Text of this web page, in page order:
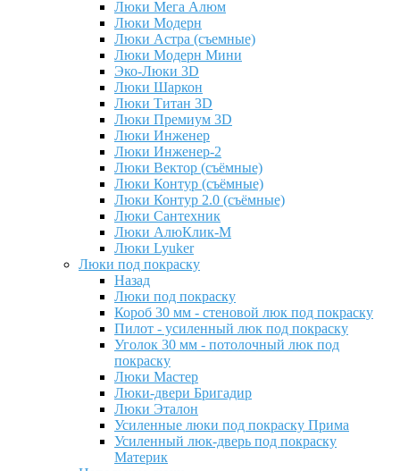
Люки Мега Алюм
Люки Модерн
Люки Астра (съемные)
Люки Модерн Мини
Эко-Люки 3D
Люки Шаркон
Люки Титан 3D
Люки Премиум 3D
Люки Инженер
Люки Инженер-2
Люки Вектор (съёмные)
Люки Контур (съёмные)
Люки Контур 2.0 (съёмные)
Люки Сантехник
Люки АлюКлик-М
Люки Lyuker
Люки под покраску
Назад
Люки под покраску
Короб 30 мм - стеновой люк под покраску
Пилот - усиленный люк под покраску
Уголок 30 мм - потолочный люк под
покраску
Люки Мастер
Люки-двери Бригадир
Люки Эталон
Усиленные люки под покраску Прима
Усиленный люк-дверь под покраску
Материк